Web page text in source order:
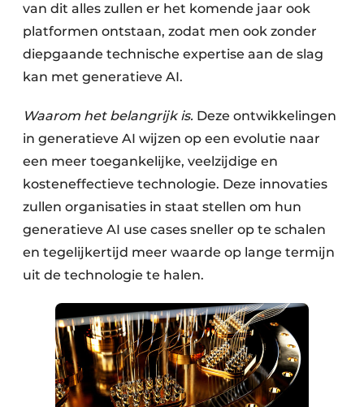
van dit alles zullen er het komende jaar ook
platformen ontstaan, zodat men ook zonder
diepgaande technische expertise aan de slag
kan met generatieve AI.
Waarom het belangrijk is. Deze ontwikkelingen
in generatieve AI wijzen op een evolutie naar
een meer toegankelijke, veelzijdige en
kosteneffectieve technologie. Deze innovaties
zullen organisaties in staat stellen om hun
generatieve AI use cases sneller op te schalen
en tegelijkertijd meer waarde op lange termijn
uit de technologie te halen.